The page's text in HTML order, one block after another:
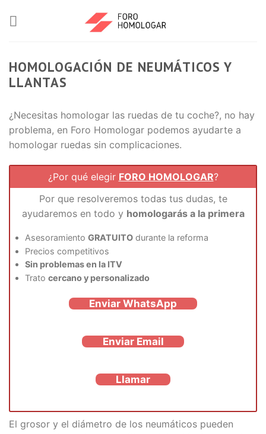
HOMOLOGACIÓN DE NEUMÁTICOS Y
LLANTAS
¿Necesitas homologar las ruedas de tu coche?, no hay
problema, en Foro Homologar podemos ayudarte a
homologar ruedas sin complicaciones.
¿Por qué elegir FORO HOMOLOGAR?
Por que resolveremos todas tus dudas, te
ayudaremos en todo y homologarás a la primera
Asesoramiento GRATUITOdurante la reforma
Precios competitivos
Sin problemas en la ITV
Trato cercano y personalizado
Enviar WhatsApp
Enviar Email
Llamar
El grosor y el diámetro de los neumáticos pueden